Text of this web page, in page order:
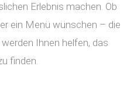
Erlebnis machen. Ob
ein Menü wünschen – die
Ihnen helfen, das
finden.